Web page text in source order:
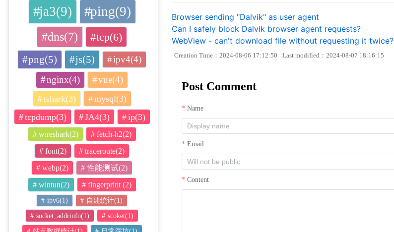
ja3(9) ping(9)
dns(7) tcp(6)
png(5) js(5)
ipv4(4)
nginx(4)
vue(4)
tshark(3)
mysql(3)
tcpdump(3)
JA4(3) ip(3)
wireshark(2) fetch-h2(2)
font(2) traceroute(2)
webp(2) 性能测试(2)
wintun(2) fingerprint (2)
ipv6(1) 自建统计(1)
socket_addrinfo(1) scoket(1)
Browser sending "Dalvik" as user agent
Can I safely block Dalvik browser agent requests?
WebView - can't download file without requesting it twice?
Creation Time：2024-08-06 17:12:50 Last modified：2024-08-07 18:16:15
Post Comment
Name
Email
Content